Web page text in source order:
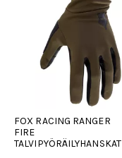
FOX RACING RANGER
FIRE
TALVIPYÖRÄILYHANSKAT